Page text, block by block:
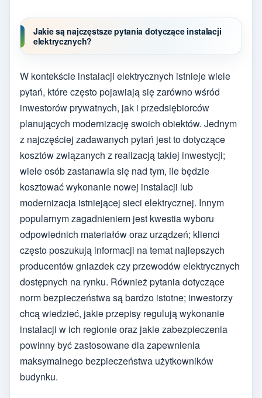
Jakie są najczęstsze pytania dotyczące instalacji
elektrycznych?
W kontekście instalacji elektrycznych istnieje wiele
pytań, które często pojawiają się zarówno wśród
inwestorów prywatnych, jak i przedsiębiorców
planujących modernizację swoich obiektów. Jednym
z najczęściej zadawanych pytań jest to dotyczące
kosztów związanych z realizacją takiej inwestycji;
wiele osób zastanawia się nad tym, ile będzie
kosztować wykonanie nowej instalacji lub
modernizacja istniejącej sieci elektrycznej. Innym
popularnym zagadnieniem jest kwestia wyboru
odpowiednich materiałów oraz urządzeń; klienci
często poszukują informacji na temat najlepszych
producentów gniazdek czy przewodów elektrycznych
dostępnych na rynku. Również pytania dotyczące
norm bezpieczeństwa są bardzo istotne; inwestorzy
chcą wiedzieć, jakie przepisy regulują wykonanie
instalacji w ich regionie oraz jakie zabezpieczenia
powinny być zastosowane dla zapewnienia
maksymalnego bezpieczeństwa użytkowników
budynku.